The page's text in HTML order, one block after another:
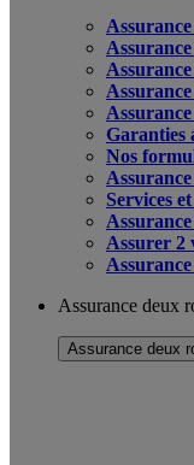
Garanties
Nos
Services
Assurer 2
Assurance deux
Assurance deux